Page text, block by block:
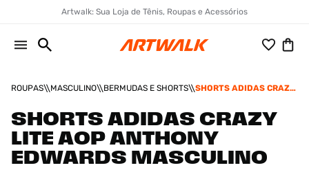
Artwalk: Sua Loja de Tênis, Roupas e Acessórios
ROUPAS MASCULINO BERMUDAS E SHORTS
SHORTS ADIDAS CRAZY
EDWARDS MASCULINO
SHORTS ADIDAS CRAZY
LITE AOP ANTHONY
EDWARDS MASCULINO